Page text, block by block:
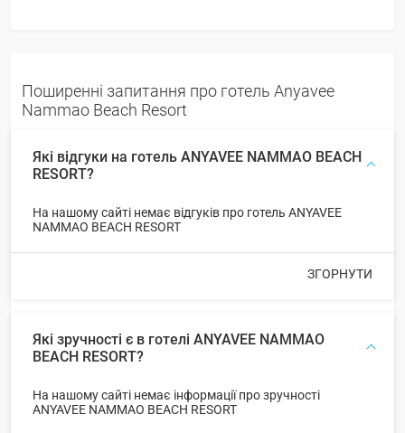
Поширенні запитання про готель Anyavee
Nammao Beach Resort
Які відгуки на готель ANYAVEE NAMMAO BEACH
RESORT?
На нашому сайті немає відгуків про готель ANYAVEE
NAMMAO BEACH RESORT
ЗГОРНУТИ
Які зручності є в готелі ANYAVEE NAMMAO
BEACH RESORT?
На нашому сайті немає інформації про зручності
ANYAVEE NAMMAO BEACH RESORT